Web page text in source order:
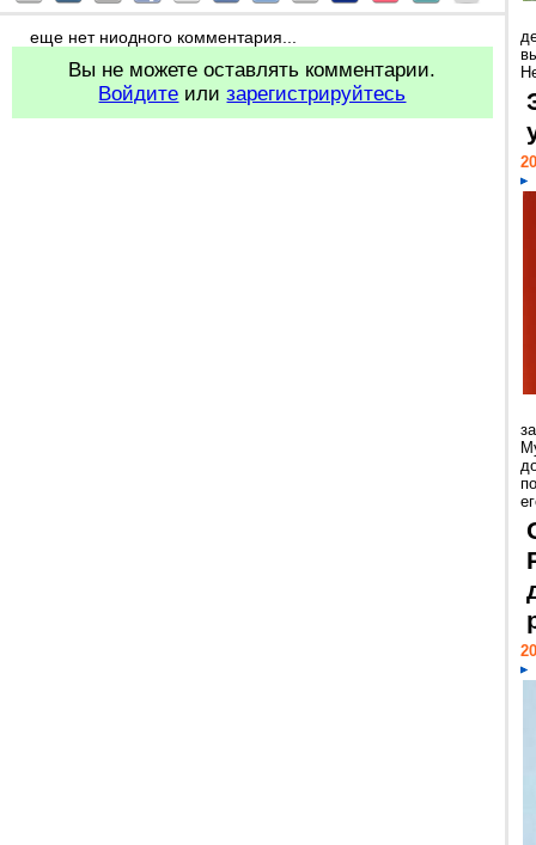
еще нет ниодного комментария...
Вы не можете оставлять комментарии.
Войдите илизарегистрируйтесь